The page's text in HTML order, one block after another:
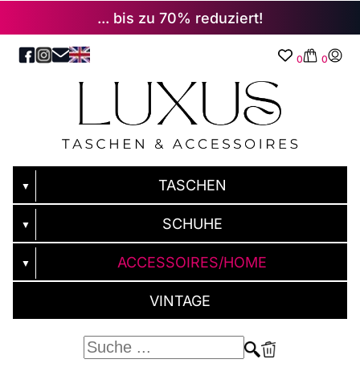
... bis zu 70% reduziert!
0 0
▼ TASCHEN
▼ SCHUHE
▼ ACCESSOIRES/HOME
VINTAGE